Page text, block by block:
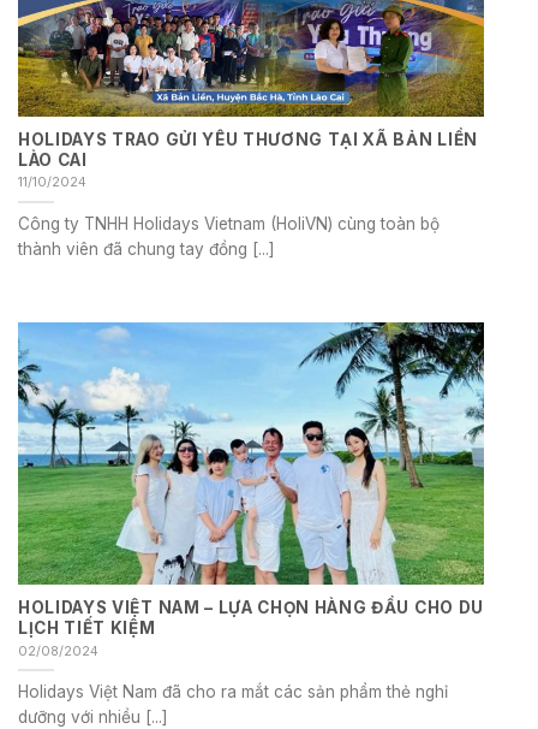
HOLIDAYS TRAO GỬI YÊU THƯƠNG TẠI XÃ BẢN LIỀN
LÀO CAI
11/10/2024
Công ty TNHH Holidays Vietnam (HoliVN) cùng toàn bộ
thành viên đã chung tay đồng [...]
HOLIDAYS VIỆT NAM – LỰA CHỌN HÀNG ĐẦU CHO DU
LỊCH TIẾT KIỆM
02/08/2024
Holidays Việt Nam đã cho ra mắt các sản phẩm thẻ nghỉ
dưỡng với nhiều [...]